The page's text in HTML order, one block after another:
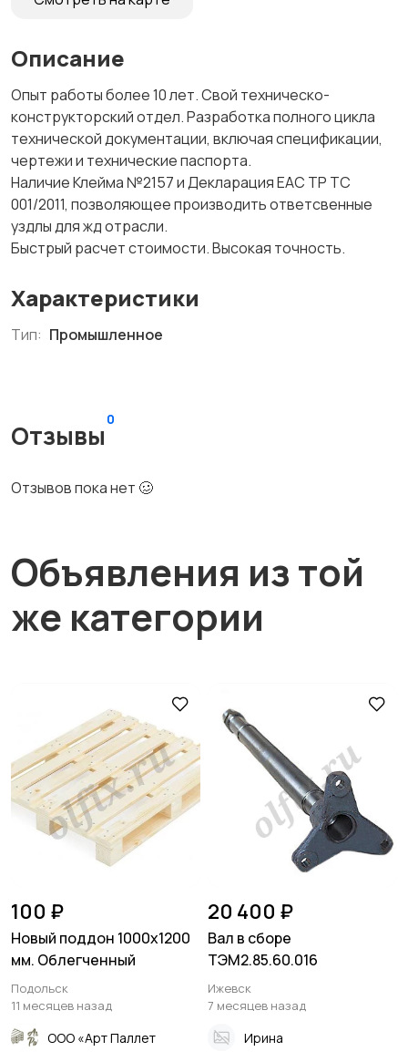
Описание
Опыт работы более 10 лет. Свой техническо-
конструкторский отдел. Разработка полного цикла
технической документации, включая спецификации,
чертежи и технические паспорта.
Наличие Клейма №2157 и Декларация EAC ТР ТС
001/2011, позволяющее производить ответсвенные
уздлы для жд отрасли.
Быстрый расчет стоимости. Высокая точность.
Характеристики
Тип: Промышленное
Отзывы
0
Отзывов пока нет 🥴
Объявления из той
же категории
100 ₽
Новый поддон 1000х1200
мм. Облегченный
Подольск
11 месяцев назад
ООО «Арт Паллет
20 400 ₽
Вал в сборе
ТЭМ2.85.60.016
Ижевск
7 месяцев назад
Ирина